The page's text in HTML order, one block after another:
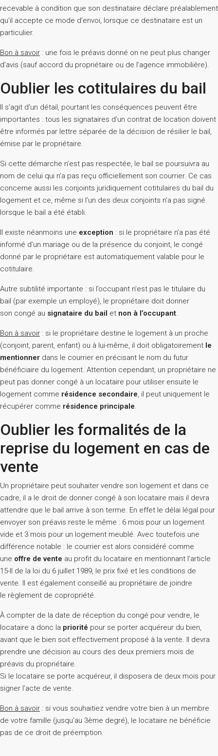
recevable à condition que son destinataire déclare préalablement
qu’il accepte ce mode d’envoi, lorsque ce destinataire est un
particulier.
Bon à savoir : une fois le préavis donné on ne peut plus changer
d’avis (sauf accord du propriétaire ou de l’agence immobilière).
Oublier les cotitulaires du bail
Il s’agit d’un détail, pourtant les conséquences peuvent être
importantes : tous les signataires d’un contrat de location doivent
être informés par lettre séparée de la décision de résilier le bail,
émise par le propriétaire.
Si cette démarche n’est pas respectée, le bail se poursuivra au
nom de celui qui n’a pas reçu officiellement son courrier. Ce cas
concerne aussi les conjoints juridiquement cotitulaires du bail du
logement et ce, même si l’un des deux conjoints n’a pas signé
lorsque le bail a été établi.
Il existe néanmoins une exception : si le propriétaire n’a pas été
informé d’un mariage ou de la présence du conjoint, le congé
donné par le propriétaire est automatiquement valable pour le
cotitulaire.
Autre subtilité importante : si l’occupant n’est pas le titulaire du
bail (par exemple un employé), le propriétaire doit donner
son congé au signataire du bail et non à l’occupant.
Bon à savoir : si le propriétaire destine le logement à un proche
(conjoint, parent, enfant) ou à lui-même, il doit obligatoirement le
mentionner dans le courrier en précisant le nom du futur
bénéficiaire du logement. Attention cependant, un propriétaire ne
peut pas donner congé à un locataire pour utiliser ensuite le
logement comme résidence secondaire, il peut uniquement le
récupérer comme résidence principale.
Oublier les formalités de la
reprise du logement en cas de
vente
Un propriétaire peut souhaiter vendre son logement et dans ce
cadre, il a le droit de donner congé à son locataire mais il devra
attendre que le bail arrive à son terme. En effet le délai légal pour
envoyer son préavis reste le même : 6 mois pour un logement
vide et 3 mois pour un logement meublé. Avec toutefois une
différence notable : le courrier est alors considéré comme
une offre de vente au profit du locataire en mentionnant l’article
15-II de la loi du 6 juillet 1989, le prix fixé et les conditions de
vente. Il est également conseillé au propriétaire de joindre
le règlement de copropriété.
À compter de la date de réception du congé pour vendre, le
locataire a donc la priorité pour se porter acquéreur du bien,
avant que le bien soit effectivement proposé à la vente. Il devra
prendre une décision au cours des deux premiers mois de
préavis du propriétaire.
Si le locataire se porte acquéreur, il disposera de deux mois pour
signer l’acte de vente.
Bon à savoir : si vous souhaitiez vendre votre bien à un membre
de votre famille (jusqu’au 3ème degré), le locataire ne bénéficie
pas de ce droit de préemption.